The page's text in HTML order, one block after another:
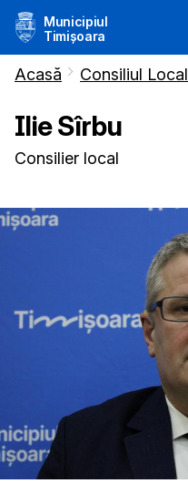
Municipiul
Timișoara
Acasă Consiliul Local
IlieSîrbu
Consilier local